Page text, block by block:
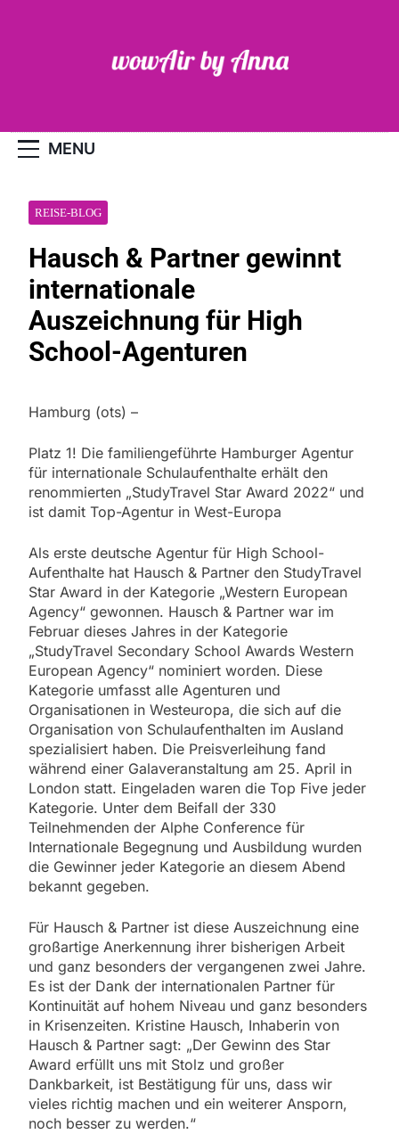
MENU
REISE-BLOG
Hausch & Partner gewinnt
internationale
Auszeichnung für High
School-Agenturen
Hamburg (ots) –
Platz 1! Die familiengeführte Hamburger Agentur
für internationale Schulaufenthalte erhält den
renommierten „StudyTravel Star Award 2022“ und
ist damit Top-Agentur in West-Europa
Als erste deutsche Agentur für High School-
Aufenthalte hat Hausch & Partner den StudyTravel
Star Award in der Kategorie „Western European
Agency“ gewonnen. Hausch & Partner war im
Februar dieses Jahres in der Kategorie
„StudyTravel Secondary School Awards Western
European Agency“ nominiert worden. Diese
Kategorie umfasst alle Agenturen und
Organisationen in Westeuropa, die sich auf die
Organisation von Schulaufenthalten im Ausland
spezialisiert haben. Die Preisverleihung fand
während einer Galaveranstaltung am 25. April in
London statt. Eingeladen waren die Top Five jeder
Kategorie. Unter dem Beifall der 330
Teilnehmenden der Alphe Conference für
Internationale Begegnung und Ausbildung wurden
die Gewinner jeder Kategorie an diesem Abend
bekannt gegeben.
Für Hausch & Partner ist diese Auszeichnung eine
großartige Anerkennung ihrer bisherigen Arbeit
und ganz besonders der vergangenen zwei Jahre.
Es ist der Dank der internationalen Partner für
Kontinuität auf hohem Niveau und ganz besonders
in Krisenzeiten. Kristine Hausch, Inhaberin von
Hausch & Partner sagt: „Der Gewinn des Star
Award erfüllt uns mit Stolz und großer
Dankbarkeit, ist Bestätigung für uns, dass wir
vieles richtig machen und ein weiterer Ansporn,
noch besser zu werden.“